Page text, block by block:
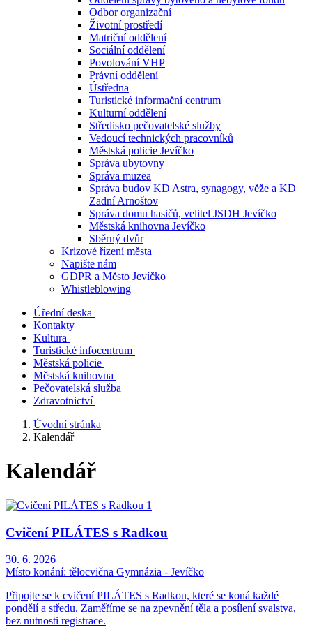
Odbor organizační
Životní prostředí
Matriční oddělení
Sociální oddělení
Povolování VHP
Právní oddělení
Ústředna
Turistické informační centrum
Kulturní oddělení
Středisko pečovatelské služby
Vedoucí technických pracovníků
Městská policie Jevíčko
Správa ubytovny
Správa muzea
Správa budov KD Astra, synagogy, věže a KD
Zadní Arnoštov
Správa domu hasičů, velitel JSDH Jevíčko
Městská knihovna Jevíčko
Sběrný dvůr
Krizové řízení města
Napište nám
GDPR a Město Jevíčko
Whistleblowing
Úřední deska
Kontakty
Kultura
Turistické infocentrum
Městská policie
Městská knihovna
Pečovatelská služba
Zdravotnictví
Úvodní stránka
Kalendář
Kalendář
Cvičení PILÁTES s Radkou
30. 6. 2026
Místo konání: tělocvična Gymnázia - Jevíčko
Připojte se k cvičení PILÁTES s Radkou, které se koná každé
pondělí a středu. Zaměříme se na zpevnění těla a posílení svalstva,
bez nutnosti registrace.